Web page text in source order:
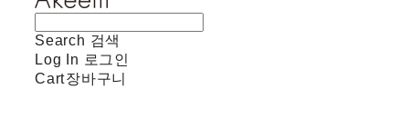
Search 검색
Log In 로그인
Cart장바구니